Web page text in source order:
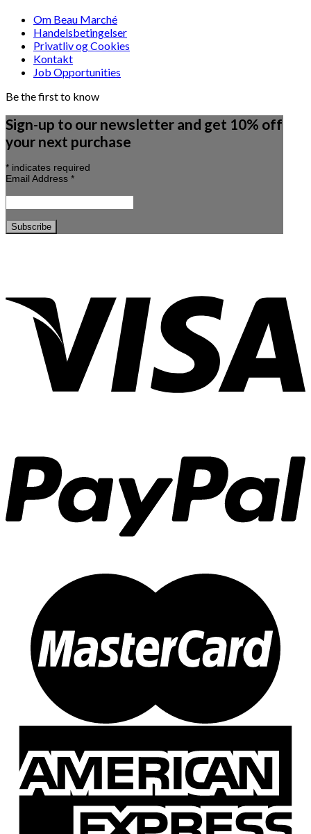
Om Beau Marché
Handelsbetingelser
Privatliv og Cookies
Kontakt
Job Opportunities
Be the first to know
Sign-up to our newsletter and get 10% off
your next purchase
* indicates required
Email Address *